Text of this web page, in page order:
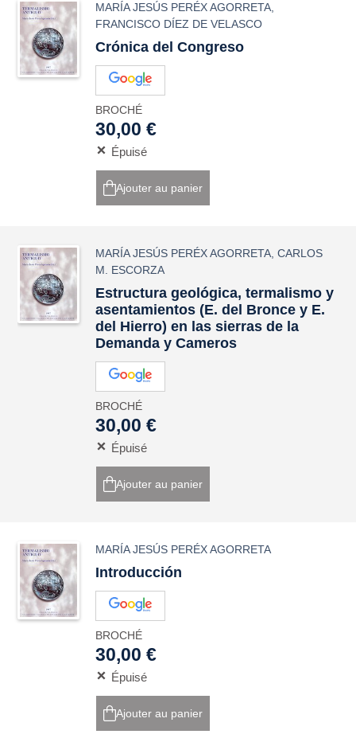
MARÍA JESÚS PERÉX AGORRETA
FRANCISCO DÍEZ DE VELASCO
Crónica del Congreso
BROCHÉ
30,00 €
Épuisé
Ajouter au panier
MARÍA JESÚS PERÉX AGORRETA ,CARLOS
M. ESCORZA
Estructura geológica, termalismo y
asentamientos (E. del Bronce y E.
del Hierro) en las sierras de la
Demanda y Cameros
BROCHÉ
30,00 €
Épuisé
Ajouter au panier
MARÍA JESÚS PERÉX AGORRETA
Introducción
BROCHÉ
30,00 €
Épuisé
Ajouter au panier